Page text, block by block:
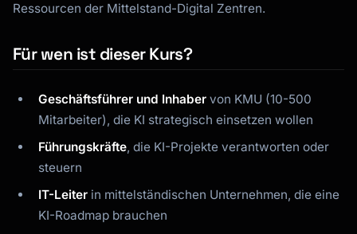
Ressourcen der Mittelstand-Digital Zentren.
Für wen ist dieser Kurs?
Geschäftsführer und Inhaber von KMU (10-500
Mitarbeiter), die KI strategisch einsetzen wollen
Führungskräfte, die KI-Projekte verantworten oder
steuern
IT-Leiter in mittelständischen Unternehmen, die eine
KI-Roadmap brauchen